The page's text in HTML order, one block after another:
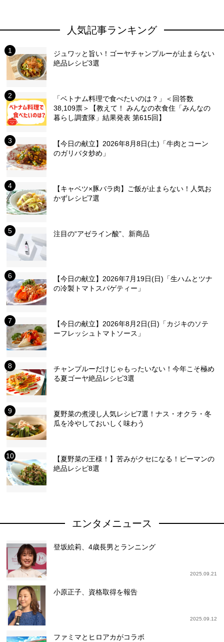
人気記事ランキング
ジュワッと旨い！ゴーヤチャンプルーが止まらない
絶品レシピ3選
「ベトナム料理で食べたいのは？」＜回答数
38,109票＞【教えて！ みんなの衣食住「みんなの
暮らし調査隊」結果発表 第615回】
【今日の献立】2026年8月8日(土)「牛肉とコーン
のガリバタ炒め」
【キャベツ×豚バラ肉】ご飯が止まらない！人気お
かずレシピ7選
注目の“アゼライン酸”、新商品
【今日の献立】2026年7月19日(日)「生ハムとツナ
の冷製トマトスパゲティー」
【今日の献立】2026年8月2日(日)「カジキのソテ
ーフレッシュトマトソース」
チャンプルーだけじゃもったいない！今年こそ極め
る夏ゴーヤ絶品レシピ3選
夏野菜の煮浸し人気レシピ7選！ナス・オクラ・冬
瓜を冷やしておいしく味わう
【夏野菜の王様！】苦みがクセになる！ピーマンの
絶品レシピ8選
エンタメニュース
登坂絵莉、4歳長男とランニング
2025.09.21
小原正子、資格取得を報告
2025.09.12
ファミマとヒロアカがコラボ